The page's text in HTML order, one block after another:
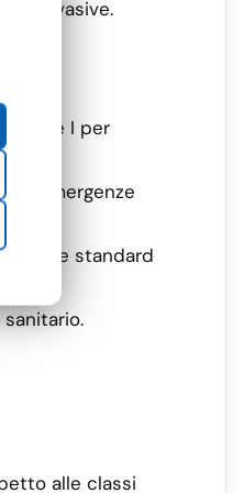
invasive.
Classe I per
di emergenze
standard
alle classi